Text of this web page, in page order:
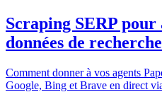
Scraping SERP
données de
Comment donner à vos agents
Google, Bing et Brave en direct